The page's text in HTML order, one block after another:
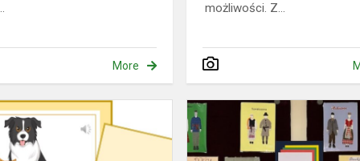
More
możliwości. Z...
Paroda
"Mano
augintinis"